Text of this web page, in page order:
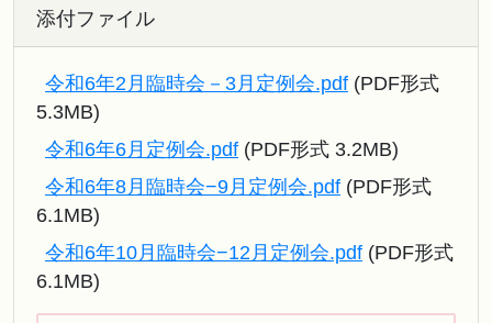
添付ファイル
令和6年2月臨時会－3月定例会.pdf (PDF形式
5.3MB)
令和6年6月定例会.pdf (PDF形式 3.2MB)
令和6年8月臨時会−9月定例会.pdf (PDF形式
6.1MB)
令和6年10月臨時会−12月定例会.pdf (PDF形式
6.1MB)